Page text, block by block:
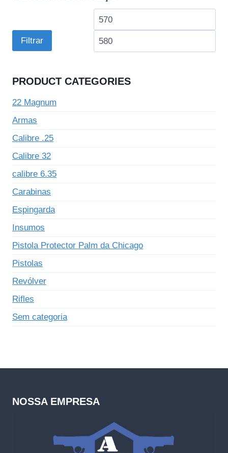
Preço
Filtrar
PRODUCT CATEGORIES
22 Magnum
Armas
Calibre .25
Calibre 32
calibre 6.35
Carabinas
Espingarda
Insumos
Pistola Protector Palm da Chicago
Pistolas
Revólver
Rifles
Sem categoria
NOSSA EMPRESA